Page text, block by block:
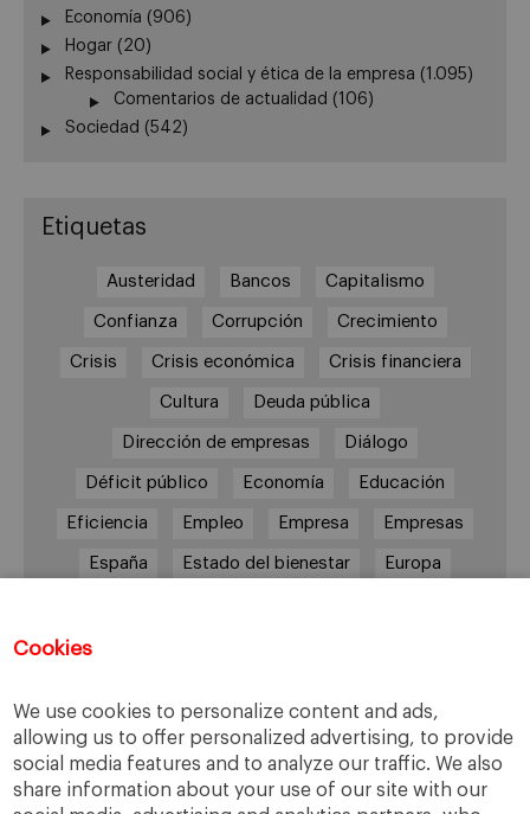
Cookies
We use cookies to personalize content and ads,
allowing us to offer personalized advertising, to provide
social media features and to analyze our traffic. We also
share information about your use of our site with our
Economía (906)
Hogar (20)
Responsabilidad social y ética de la empresa (1.095)
Comentarios de actualidad (106)
Sociedad (542)
Etiquetas
Austeridad Bancos Capitalismo
Confianza Corrupción Crecimiento
Crisis Crisis económica Crisis financiera
Cultura Deuda pública
Dirección de empresas Diálogo
Déficit público Economía Educación
Eficiencia Empleo Empresa Empresas
España Estado del bienestar Europa
Responsabilidad social RSC RSE
Sindicatos Sistema financiero Sociedad
Sostenibilidad Trabajo Valores Virtudes